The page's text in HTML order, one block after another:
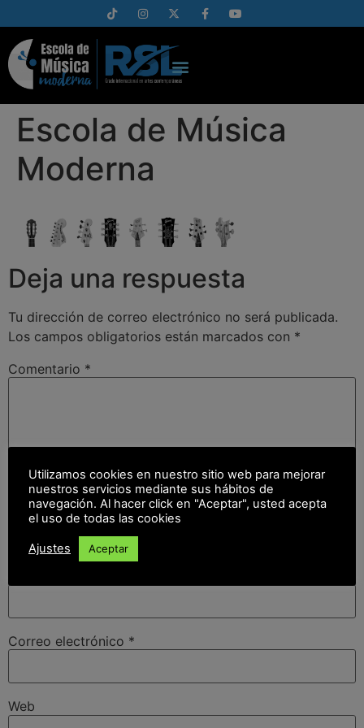
Escola de Música
Moderna
Deja una respuesta
Tu dirección de correo electrónico no será publicada.
Los campos obligatorios están marcados con *
Comentario *
Correo electrónico *
Web
Utilizamos cookies en nuestro sitio web para mejorar
nuestros servicios mediante sus hábitos de
navegación. Al hacer click en "Aceptar", usted acepta
el uso de todas las cookies
Ajustes Aceptar